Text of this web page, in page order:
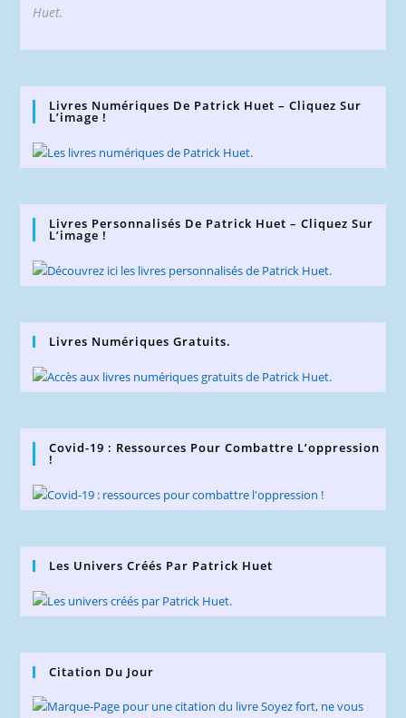
Huet.
Livres Numériques De Patrick Huet – Cliquez Sur
L’image !
Livres Personnalisés De Patrick Huet – Cliquez Sur
L’image !
Livres Numériques Gratuits.
Covid-19 : Ressources Pour Combattre L’oppression
!
Les Univers Créés Par Patrick Huet
Citation Du Jour